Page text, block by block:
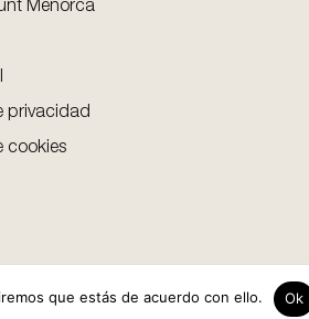
Menorca
privacidad
cookies
que estás de acuerdo con ello. Ok